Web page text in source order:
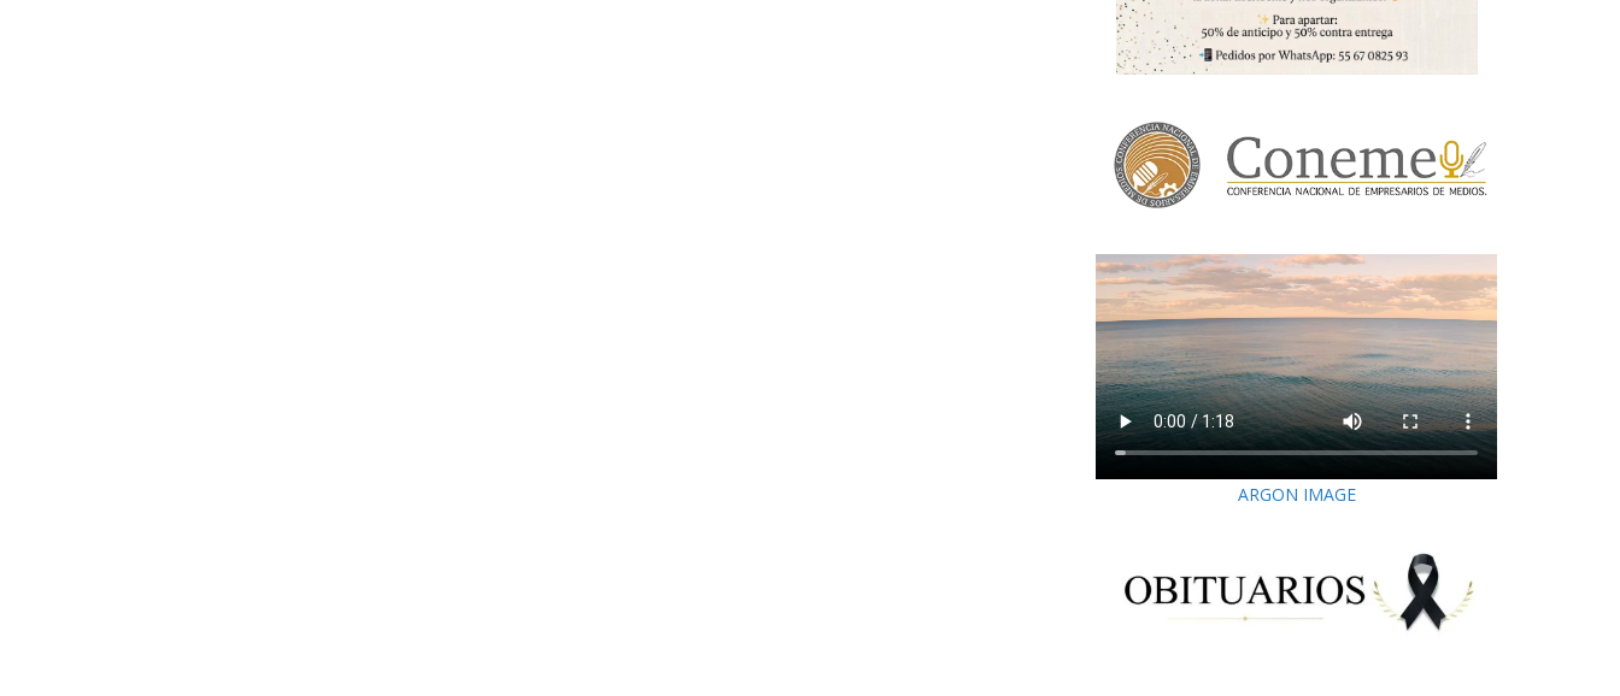
ARGON IMAGE